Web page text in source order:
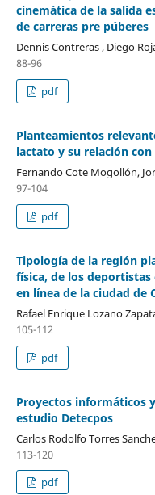
cinemática de la salida
de carreras pre púberes
Dennis Contreras , Diego
88-96
pdf
Planteamientos
lactato y su relación
Fernando Cote Mogollón,
97-104
pdf
Tipología de la región
física, de los
en línea de la ciudad de
Rafael Enrique Lozano
105-112
pdf
Proyectos informáticos
estudio Detecpos
Carlos Rodolfo Torres
113-120
pdf